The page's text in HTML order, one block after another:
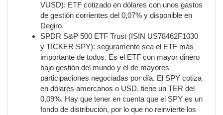
VUSD): ETF cotizado en dólares con unos gastos
de gestión corrientes del 0,07% y disponible en
Degiro.
SPDR S&P 500 ETF Trust (ISIN US78462F1030
y TICKER SPY): seguramente sea el ETF más
importante de todos. Es el ETF con mayor dinero
bajo gestión del mundo y el de mayores
participaciones negociadas por día. El SPY cotiza
en dólares amercanos o USD, tiene un TER del
0,09%. Hay que tener en cuenta que el SPY es un
fondo de distribución, por lo que no reinvierte los